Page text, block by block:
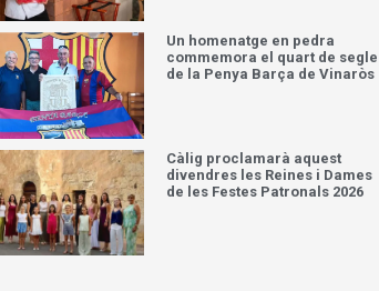
Un homenatge en pedra
commemora el quart de segle
de la Penya Barça de Vinaròs
Càlig proclamarà aquest
divendres les Reines i Dames
de les Festes Patronals 2026